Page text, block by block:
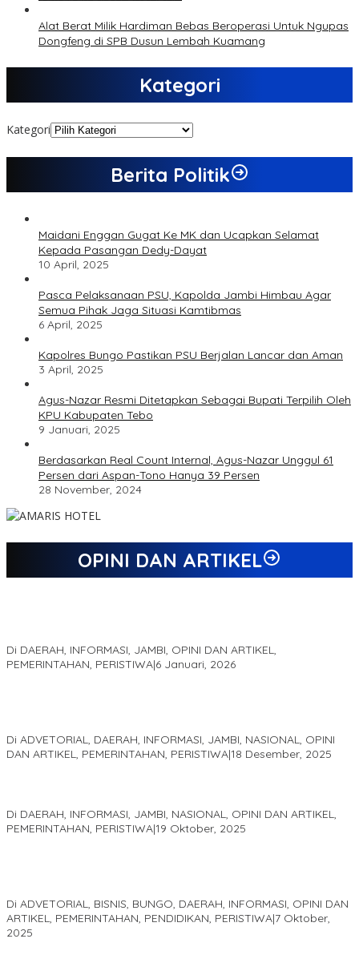
Alat Berat Milik Hardiman Bebas Beroperasi Untuk Ngupas
Dongfeng di SPB Dusun Lembah Kuamang
Kategori
Kategori
Berita Politik
Maidani Enggan Gugat Ke MK dan Ucapkan Selamat
Kepada Pasangan Dedy-Dayat
10 April, 2025
Pasca Pelaksanaan PSU, Kapolda Jambi Himbau Agar
Semua Pihak Jaga Situasi Kamtibmas
6 April, 2025
Kapolres Bungo Pastikan PSU Berjalan Lancar dan Aman
3 April, 2025
Agus-Nazar Resmi Ditetapkan Sebagai Bupati Terpilih Oleh
KPU Kabupaten Tebo
9 Januari, 2025
Berdasarkan Real Count Internal, Agus-Nazar Unggul 61
Persen dari Aspan-Tono Hanya 39 Persen
28 November, 2024
OPINI DAN ARTIKEL
Di DAERAH, INFORMASI, JAMBI, OPINI DAN ARTIKEL,
PEMERINTAHAN, PERISTIWA|6 Januari, 2026
Di ADVETORIAL, DAERAH, INFORMASI, JAMBI, NASIONAL, OPINI
DAN ARTIKEL, PEMERINTAHAN, PERISTIWA|18 Desember, 2025
Di DAERAH, INFORMASI, JAMBI, NASIONAL, OPINI DAN ARTIKEL,
PEMERINTAHAN, PERISTIWA|19 Oktober, 2025
Di ADVETORIAL, BISNIS, BUNGO, DAERAH, INFORMASI, OPINI DAN
ARTIKEL, PEMERINTAHAN, PENDIDIKAN, PERISTIWA|7 Oktober,
2025